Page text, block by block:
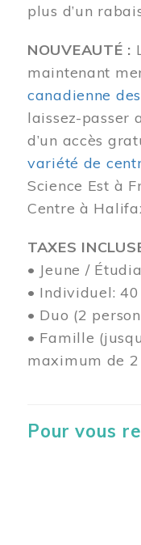
plus d’un
NOUVEAUTÉ :
maintenant
canadienne
laissez-passer
d’un accès
variété de
Science Est à
Centre à
TAXES
• Jeune /
• Individuel: 40
• Duo (2
• Famille
maximum de
Pour vous